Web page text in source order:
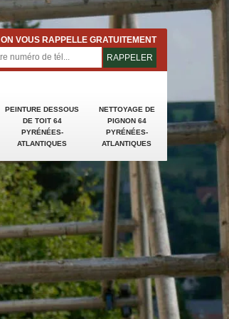
PEINTURE DESSOUS
DE TOIT 64
PYRÉNÉES-
ATLANTIQUES
NETTOYAGE DE
PIGNON 64
PYRÉNÉES-
ATLANTIQUES
ON VOUS RAPPELLE GRATUITEMENT